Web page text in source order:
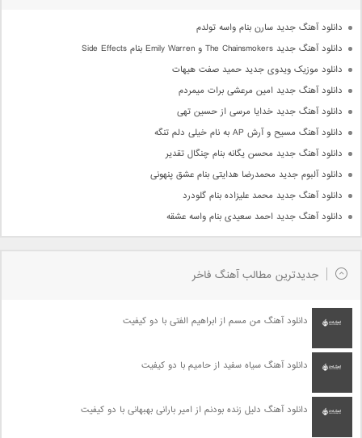
دانلود آهنگ جدید سارن بنام واسه تولدم
دانلود آهنگ جدید The Chainsmokers و Emily Warren بنام Side Effects
دانلود موزیک ویدوی جدید حمید صفت هیهات
دانلود آهنگ جدید امین مرعشی برات میمردم
دانلود آهنگ جدید خدایا مرسی از حسین تهی
دانلود آهنگ مسیح و آرش AP به نام خیلی دلم تنگه
دانلود آهنگ جدید محسن یگانه بنام چنگال تقدیر
دانلود آلبوم جدید محمدرضا هدایتی بنام عشق پنهونی
دانلود آهنگ جدید محمد علیزاده بنام گلودرد
دانلود آهنگ جدید احمد سعیدی بنام واسه عشقه
جدیدترین مطالب آهنگ فاخر
دانلود آهنگ من مسم از ابراهیم الفتی با دو کیفیت
دانلود آهنگ سیاه سفید از حامیم با دو کیفیت
دانلود آهنگ دلیل زنده بودنم از امیر بارانی بهبهانی با دو کیفیت